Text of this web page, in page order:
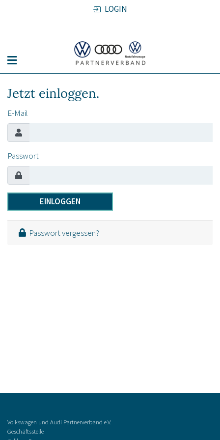
LOGIN
Jetzt einloggen.
E-Mail
Passwort
Passwort vergessen?
Volkswagen und Audi Partnerverband e.V.
Geschäftsstelle